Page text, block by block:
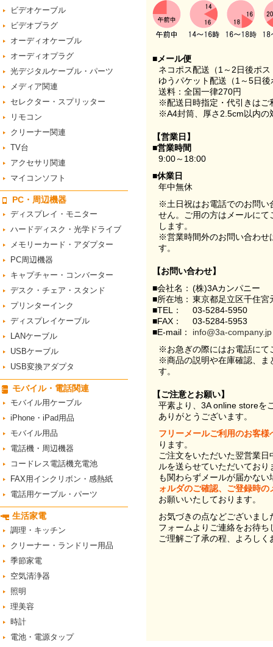
■メール便
ネコポス配送（1～2日後ポ
ゆうパケット配送（1～5日
送料：全国一律270円
※配送日時指定・代引きはご
※A4封筒、厚さ2.5cm以内の
【営業日】
■営業時間
9:00～18:00
■休業日
年中無休
※土日祝はお電話でのお問い
せん。ご用の方はメールに
します。
※営業時間外のお問い合わせ
す。
【お問い合わせ】
■会社名： (株)3Aカンパニー
■所在地： 東京都足立区千住
■TEL：
03-5284-5950
■FAX：
03-5284-5953
■E-mail：
info@3a-company.jp
※お急ぎの際にはお電話にて
※商品の説明や在庫確認、ま
す。
【ご注意とお願い】
平素より、3A online storeを
ありがとうございます。
フリーメールご利用のお客様
ります。
ご注文をいただいた翌営業
ルを送らせていただいてお
も関わらずメールが届かない
ォルダのご確認、ご登録時
お願いいたしております。
お気づきの点などございま
フォームよりご連絡をお待ち
ご理解ご了承の程、よろし
ビデオケーブル
ビデオプラグ
オーディオケーブル
オーディオプラグ
光デジタルケーブル・パーツ
メディア関連
セレクター・スプリッター
リモコン
クリーナー関連
TV台
アクセサリ関連
マイコンソフト
PC・周辺機器
ディスプレイ・モニター
ハードディスク・光学ドライブ
メモリーカード・アダプター
PC周辺機器
キャプチャー・コンバーター
デスク・チェア・スタンド
プリンターインク
ディスプレイケーブル
LANケーブル
USBケーブル
USB変換アダプタ
モバイル・電話関連
モバイル用ケーブル
iPhone・iPad用品
モバイル用品
電話機・周辺機器
コードレス電話機充電池
FAX用インクリボン・感熱紙
電話用ケーブル・パーツ
生活家電
調理・キッチン
クリーナー・ランドリー用品
季節家電
空気清浄器
照明
理美容
時計
電池・電源タップ